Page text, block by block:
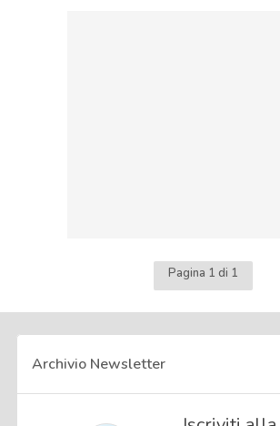
Pagina 1 di 1
Archivio Newsletter